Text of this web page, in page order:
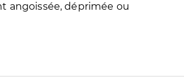
angoissée, déprimée ou